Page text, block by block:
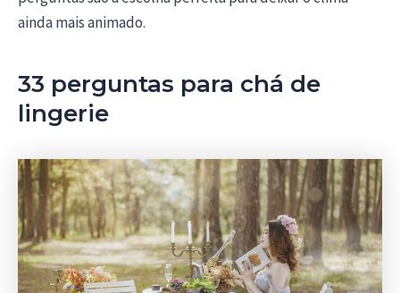
ainda mais animado.
33 perguntas para chá de
lingerie